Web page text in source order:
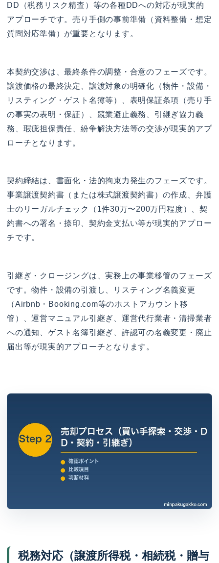
DD（税務リスク精査）等の各種DDへの対応が現実的
アプローチです。売り手側の事前準備（資料整備・想定
質問対応準備）が重要となります。
本契約交渉は、最終条件の調整・合意のフェーズです。
譲渡価格の最終決定、譲渡対象の明確化（物件・設備・
リスティング・ゲスト名簿等）、表明保証条項（売り手
の事実の表明・保証）、競業避止義務、引継ぎ協力義
務、瑕疵担保責任、紛争解決方法等の交渉が現実的アプ
ローチとなります。
契約締結は、書面化・法的拘束力発生のフェーズです。
事業譲渡契約書（または株式譲渡契約書）の作成、弁護
士のリーガルチェック（1件30万〜200万円程度）、契
約書への署名・捺印、契約金支払い等が現実的アプロー
チです。
引継ぎ・クロージングは、実務上の事業移管のフェーズ
です。物件・設備の引渡し、リスティング名義変更
（Airbnb・Booking.com等のホストアカウント移
管）、運営マニュアル引継ぎ、運営代行業者・清掃業者
への通知、ゲスト名簿引継ぎ、許認可の名義変更・廃止
届出等が現実的アプローチとなります。
税務対応（譲渡所得税・相続税・贈与